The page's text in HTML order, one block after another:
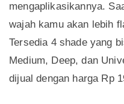
mengaplikasikannya.
wajah kamu akan lebih
Tersedia 4 shade yang
Medium, Deep, dan
dijual dengan harga Rp